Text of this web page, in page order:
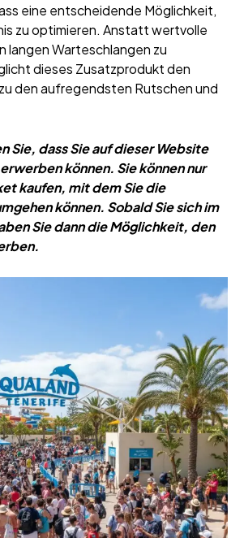
eine entscheidende Möglichkeit,
zu optimieren. Anstatt wertvolle
langen Warteschlangen zu
dieses Zusatzprodukt den
den aufregendsten Rutschen und
Sie, dass Sie auf dieser Website
können. Sie können nur
kaufen, mit dem Sie die
können. Sobald Sie sich im
Sie dann die Möglichkeit, den